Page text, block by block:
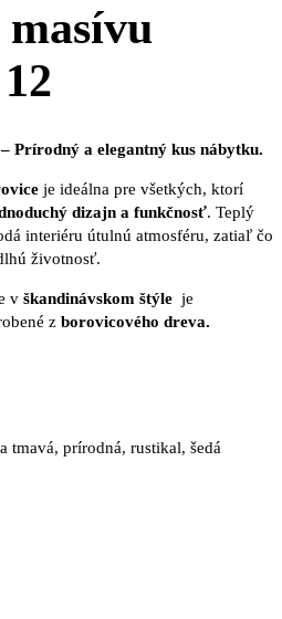
Prírodný a elegantný kus nábytku.
je ideálna pre všetkých, ktorí
dizajn a funkčnosť. Teplý
interiéru útulnú atmosféru, zatiaľ čo
životnosť.
v škandinávskom štýle je
z borovicového dreva.
tmavá, prírodná, rustikal, šedá